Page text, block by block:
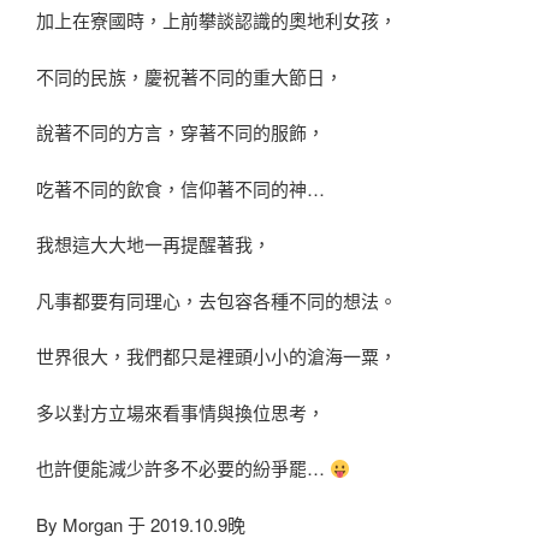
加上在寮國時，上前攀談認識的奧地利女孩，
不同的民族，慶祝著不同的重大節日，
說著不同的方言，穿著不同的服飾，
吃著不同的飲食，信仰著不同的神…
我想這大大地一再提醒著我，
凡事都要有同理心，去包容各種不同的想法。
世界很大，我們都只是裡頭小小的滄海一粟，
多以對方立場來看事情與換位思考，
也許便能減少許多不必要的紛爭罷…
By Morgan 于 2019.10.9晚